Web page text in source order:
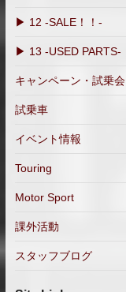
▶ 12 -SALE！！-
▶ 13 -USED PARTS-
キャンペーン・試乗会
試乗車
イベント情報
Touring
Motor Sport
課外活動
スタッフブログ